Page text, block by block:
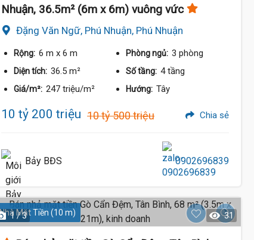
Nhuận, 36.5m² (6m x 6m) vuông vức
Đặng Văn Ngữ, Phú Nhuận, Phú Nhuận
Rộng: 6 m x 6 m Phòng ngủ: 3 phòng
Diện tích: 36.5 m² Số tầng: 4 tầng
Giá/m²: 247 triệu/m² Hướng: Tây
10 tỷ 200 triệu 10 tỷ 500 triệu Chia sẻ
Bảy BĐS 0902696839
Nhà Mặt Tiền (10 m)
1 / 3 31